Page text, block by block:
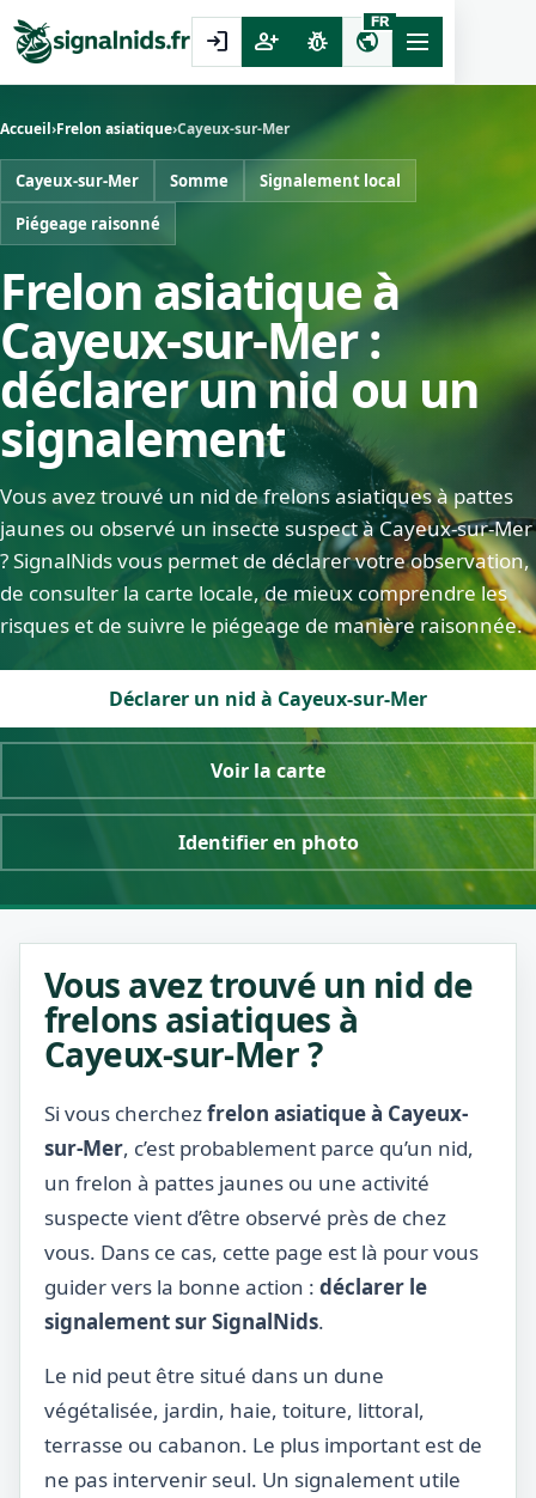
login person_add pest_control public
FR
Accueil›Frelon asiatique›Cayeux-sur-Mer
Cayeux-sur-Mer Somme
Signalement local
Piégeage raisonné
Frelon asiatique à
Cayeux-sur-Mer :
déclarer un nid ou un
signalement
Vous avez trouvé un nid de frelons asiatiques à pattes
jaunes ou observé un insecte suspect à Cayeux-sur-Mer
? SignalNids vous permet de déclarer votre observation,
de consulter la carte locale, de mieux comprendre les
risques et de suivre le piégeage de manière raisonnée.
Déclarer un nid à Cayeux-sur-Mer
Voir la carte
Identifier en photo
Vous avez trouvé un nid de
frelons asiatiques à
Cayeux-sur-Mer ?
Si vous cherchezfrelon asiatique à Cayeux-
sur-Mer, c’est probablement parce qu’un nid,
un frelon à pattes jaunes ou une activité
suspecte vient d’être observé près de chez
vous. Dans ce cas, cette page est là pour vous
guider vers la bonne action : déclarer le
signalement sur SignalNids.
Le nid peut être situé dans un dune
végétalisée, jardin, haie, toiture, littoral,
terrasse ou cabanon. Le plus important est de
ne pas intervenir seul. Un signalement utile